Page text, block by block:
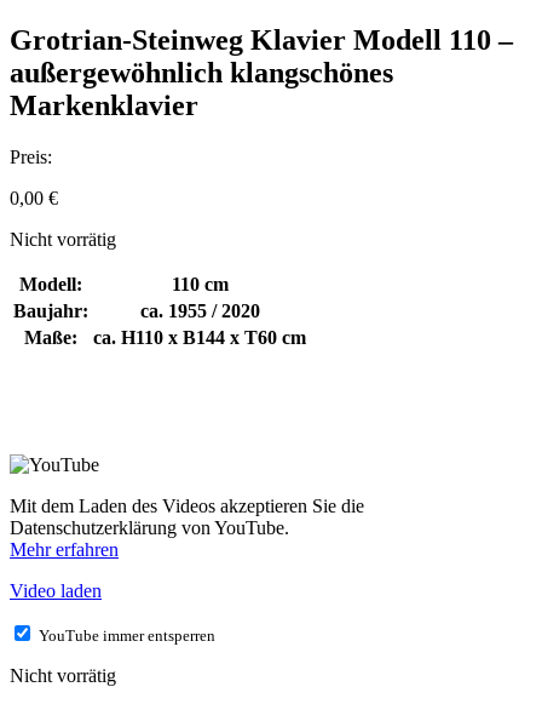
Grotrian-Steinweg Klavier Modell 110 –
außergewöhnlich klangschönes
Markenklavier
Preis:
0,00 €
Nicht vorrätig
Modell:
110 cm
Baujahr:
ca. 1955 / 2020
Maße:
ca. H110 x B144 x T60 cm
Mit dem Laden des Videos akzeptieren Sie die
Datenschutzerklärung von YouTube.
Mehr erfahren
Video laden
YouTube immer entsperren
Nicht vorrätig